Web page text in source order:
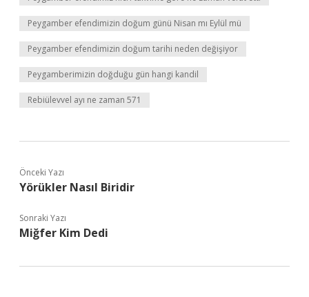
Peygamber efendimizin doğum günü Nisan mı Eylül mü
Peygamber efendimizin doğum tarihi neden değişiyor
Peygamberimizin doğduğu gün hangi kandil
Rebiülevvel ayı ne zaman 571
Önceki Yazı
Yörükler Nasıl Biridir
Sonraki Yazı
Miğfer Kim Dedi